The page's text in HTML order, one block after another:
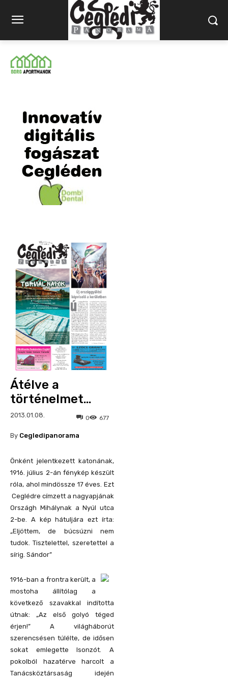
Átélve a
történelmet…
2013.01.08. 677
0
By Cegledipanorama
Önként jelentkezett katonának,
1916. július 2-án fénykép készült
róla, ahol mindössze 17 éves. Ezt
Ceglédre címzett a nagyapjának
Országh Mihálynak a Nyúl utca
2-be. A kép hátuljára ezt írta:
„Eljöttem, de búcsúzni nem
tudok. Tisztelettel, szeretettel a
sírig. Sándor”
1916-ban a frontra került, a
mostoha állítólag a
következő szavakkal indította
útnak: „Az első golyó téged
érjen!” A világháborút
szerencsésen túlélte, de idősen
sokat emlegette Isonzót. A
pokolból hazatérve harcolt a
Tanácsköztársaság idején